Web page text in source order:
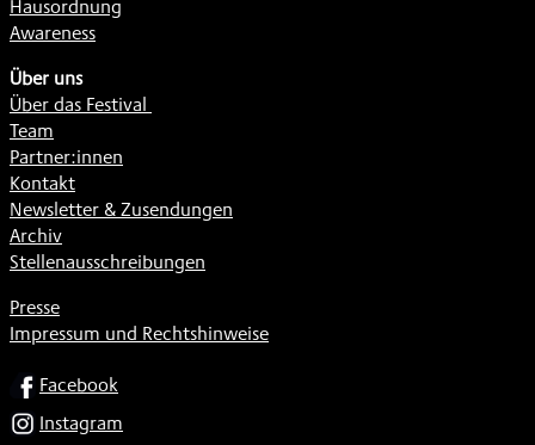
Hausordnung
Awareness
Über uns
Über das Festival
Team
Partner:innen
Kontakt
Newsletter & Zusendungen
Archiv
Stellenausschreibungen
Presse
Impressum und Rechtshinweise
SOCIALFacebook
Instagram